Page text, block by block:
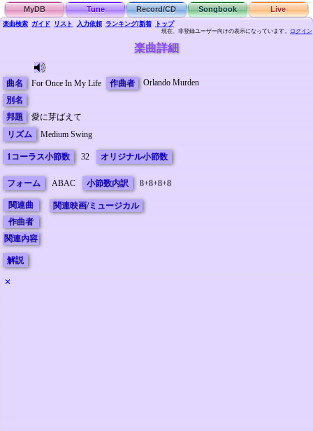
MyDB Tune Record/CD Songbook Live
楽曲検索 ガイド リスト 入力依頼 ランキング/新着 トップ
現在、非登録ユーザー向けの表示になっています。 ログイン
楽曲詳細
曲名
For Once In My Life
別名
邦題
愛に芽ばえて
作曲者 Orlando Murden
リズム Medium Swing
1コーラス小節数 32 オリジナル小節数
フォーム ABAC 小節数内訳 8+8+8+8
関連曲
作曲者
関連内容
関連映画/ミュージカル
解説
✕